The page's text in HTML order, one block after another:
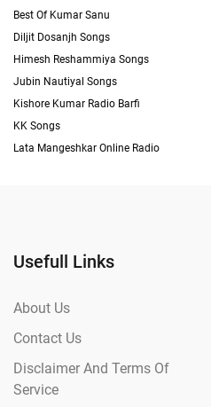
Best Of Kumar Sanu
Diljit Dosanjh Songs
Himesh Reshammiya Songs
Jubin Nautiyal Songs
Kishore Kumar Radio Barfi
KK Songs
Lata Mangeshkar Online Radio
Usefull Links
About Us
Contact Us
Disclaimer And Terms Of
Service